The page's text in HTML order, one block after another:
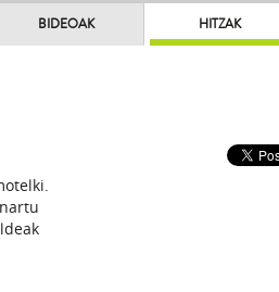
BIDEOAK HITZAK